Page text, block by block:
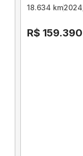
18.634 km
R$ 159.390